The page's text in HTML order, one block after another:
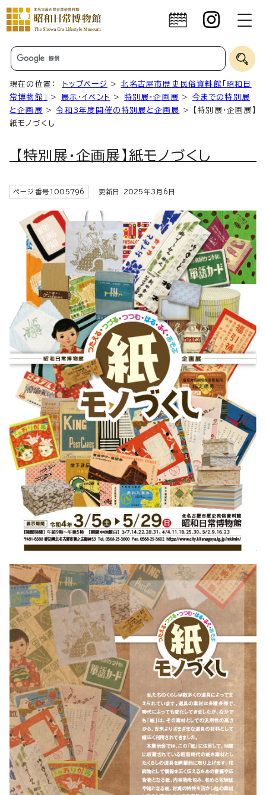
現在の位置： トップページ >北名古屋市歴史民俗資料館「昭和日
常博物館」
> 展示・イベント > 特別展・企画展 > 今までの特別展
と企画展 >令和3年度開催の特別展と企画展
> 【特別展・企画展】
紙モノづくし
【特別展・企画展】紙モノづくし
ページ番号1005796 更新日 2025年3月6日